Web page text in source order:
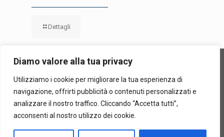
Diamo valore alla tua privacy
Utilizziamo i cookie per migliorare la tua esperienza di
navigazione, offrirti pubblicità o contenuti personalizzati e
analizzare il nostro traffico. Cliccando “Accetta tutti”,
acconsenti al nostro utilizzo dei cookie.
Dettagli
Confiditer Cooperativa di Garanzia Collettiva Fidi, In Sigla
"Confiditer" | Via Sommacampagna, 63/h – 37137 Verona |
P.iva-CF 00712700236 |Privacy Policy